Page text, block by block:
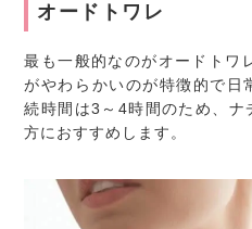
オードトワレ
最も一般的なのがオードトワ
がやわらかいのが特徴的で日
続時間は3～4時間のため、ナ
方におすすめします。